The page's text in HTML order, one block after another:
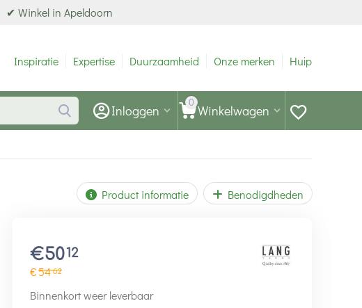
✔ Winkel in Apeldoorn
Inspiratie Expertise Duurzaamheid Onze merken Hulp
0 Winkelwagen
Inloggen
Product informatie Benodigdheden
€5012
€5462
Binnenkort weer leverbaar